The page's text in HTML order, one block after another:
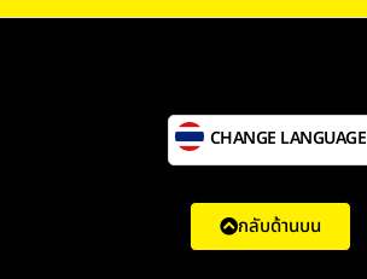
CHANGE LANGUAGE
กลับด้านบน